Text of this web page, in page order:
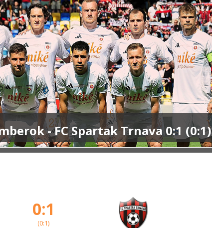
- FC Spartak Trnava 0:1 (0:1)
0:1
(0:1)